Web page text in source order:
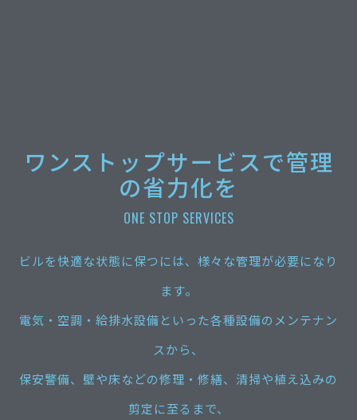
ワンストップサービスで管理
の省力化を
ONE STOP SERVICES
ビルを快適な状態に保つには、様々な管理が必要になり
ます。
電気・空調・給排水設備といった各種設備のメンテナン
スから、
保安警備、壁や床などの修理・修繕、清掃や植え込みの
剪定に至るまで、